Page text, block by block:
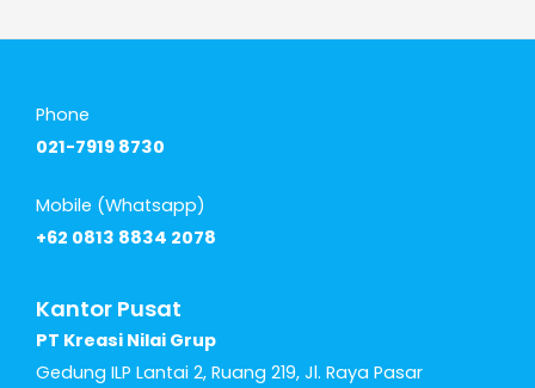
Phone
021-7919 8730
Mobile (Whatsapp)
+62 0813 8834 2078
Kantor Pusat
PT Kreasi Nilai Grup
Gedung ILP Lantai 2, Ruang 219, Jl. Raya Pasar